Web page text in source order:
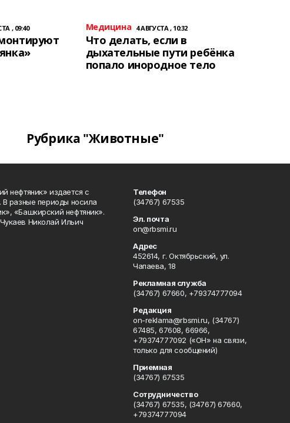
, 09:40 Медицина 4 АВГУСТА , 10:32
Что делать, если в
дыхательные пути ребёнка
попало инородное тело
Рубрика "Животные"
нефтяник» издается с
В разные периоды носила
«Башкирский нефтяник».
Николай Ильич
Телефон
(34767) 67535
Эл. почта
on@rbsmi.ru
Адрес
452614, г. Октябрьский, ул.
Чапаева, 18
Рекламная служба
(34767) 67660, +79374777094
Редакция
on-reklama@rbsmi.ru, (34767)
67485, 67608, 66966,
+79374777092 («ОН» на связи,
только для сообщений)
Приемная
(34767) 67535
Сотрудничество
(34767) 67535, (34767) 67660,
+79374777094